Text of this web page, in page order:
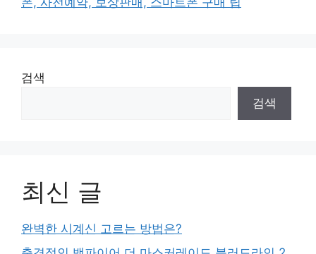
검색
검색
최신 글
완벽한 시계신 고르는 방법은?